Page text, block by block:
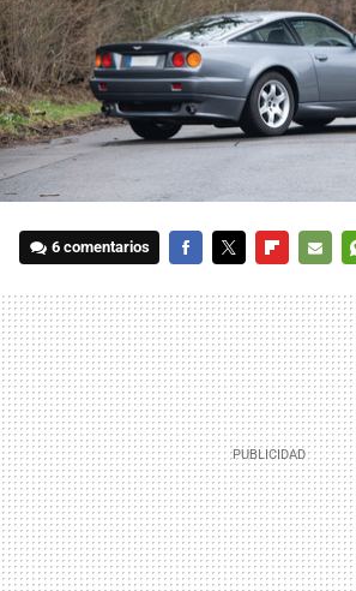
6 comentarios
MAIL